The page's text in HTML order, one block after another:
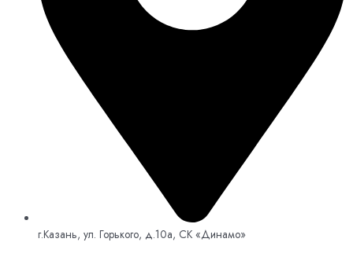
г.Казань, ул. Горького, д.10а, СК «Динамо»